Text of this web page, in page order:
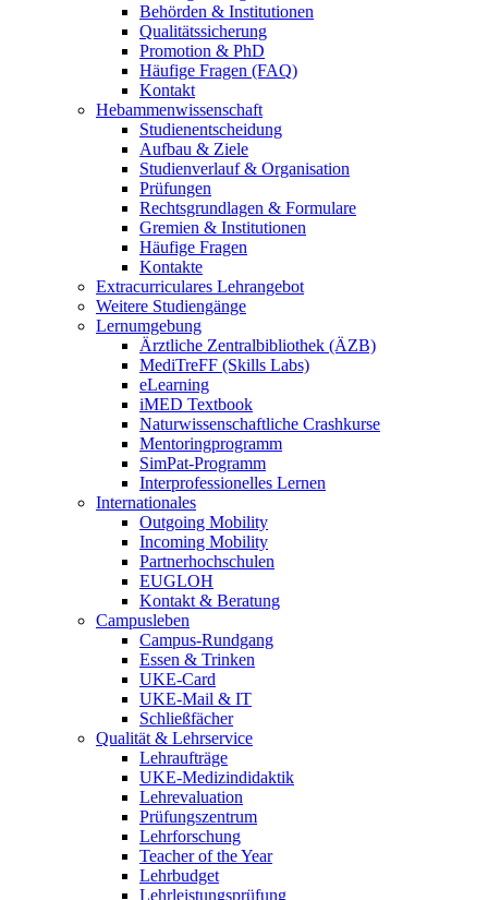
Behörden & Institutionen
Qualitätssicherung
Promotion & PhD
Häufige Fragen (FAQ)
Kontakt
Hebammenwissenschaft
Studienentscheidung
Aufbau & Ziele
Studienverlauf & Organisation
Prüfungen
Rechtsgrundlagen & Formulare
Gremien & Institutionen
Häufige Fragen
Kontakte
Extracurriculares Lehrangebot
Weitere Studiengänge
Lernumgebung
Ärztliche Zentralbibliothek (ÄZB)
MediTreFF (Skills Labs)
eLearning
iMED Textbook
Naturwissenschaftliche Crashkurse
Mentoringprogramm
SimPat-Programm
Interprofessionelles Lernen
Internationales
Outgoing Mobility
Incoming Mobility
Partnerhochschulen
EUGLOH
Kontakt & Beratung
Campusleben
Campus-Rundgang
Essen & Trinken
UKE-Card
UKE-Mail & IT
Schließfächer
Qualität & Lehrservice
Lehraufträge
UKE-Medizindidaktik
Lehrevaluation
Prüfungszentrum
Lehrforschung
Teacher of the Year
Lehrbudget
Lehrleistungsprüfung